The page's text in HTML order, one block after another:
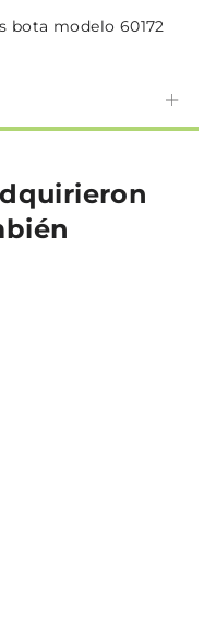
bota modelo 60172